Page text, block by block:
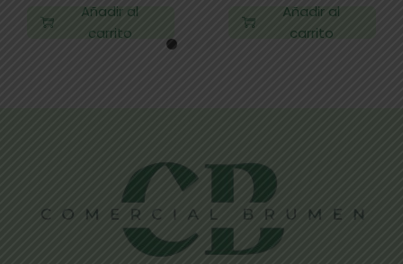
Añadir al
carrito
Añadir al
carrito